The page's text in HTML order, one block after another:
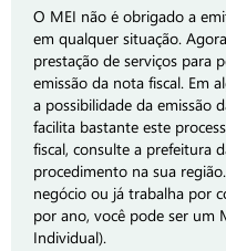
O MEI não é obrigado a
em qualquer situação.
prestação de serviços para
emissão da nota fiscal. Em
a possibilidade da emissão
facilita bastante este
fiscal, consulte a prefeitura
procedimento na sua
negócio ou já trabalha por
por ano, você pode ser um
Individual).